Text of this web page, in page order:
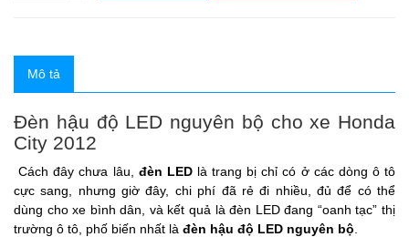
Mô tả
Đèn hậu độ LED nguyên bộ cho xe Honda
City 2012
Cách đây chưa lâu, đèn LED là trang bị chỉ có ở các dòng ô tô
cực sang, nhưng giờ đây, chi phí đã rẻ đi nhiều, đủ để có thể
dùng cho xe bình dân, và kết quả là đèn LED đang “oanh tạc” thị
trường ô tô, phố biến nhất là đèn hậu độ LED nguyên bộ